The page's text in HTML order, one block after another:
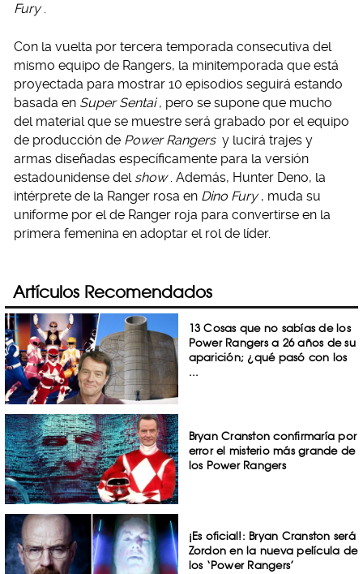
Fury .
Con la vuelta por tercera temporada consecutiva del
mismo equipo de Rangers, la minitemporada que está
proyectada para mostrar 10 episodios seguirá estando
basada en Super Sentai , pero se supone que mucho
del material que se muestre será grabado por el equipo
de producción de Power Rangers y lucirá trajes y
armas diseñadas específicamente para la versión
estadounidense del show . Además, Hunter Deno, la
intérprete de la Ranger rosa en Dino Fury , muda su
uniforme por el de Ranger roja para convertirse en la
primera femenina en adoptar el rol de líder.
Artículos Recomendados
13 Cosas que no sabías de los
Power Rangers a 26 años de su
aparición; ¿qué pasó con los
...
Bryan Cranston confirmaría por
error el misterio más grande de
los Power Rangers
¡Es oficial!: Bryan Cranston será
Zordon en la nueva película de
los ‘Power Rangers’